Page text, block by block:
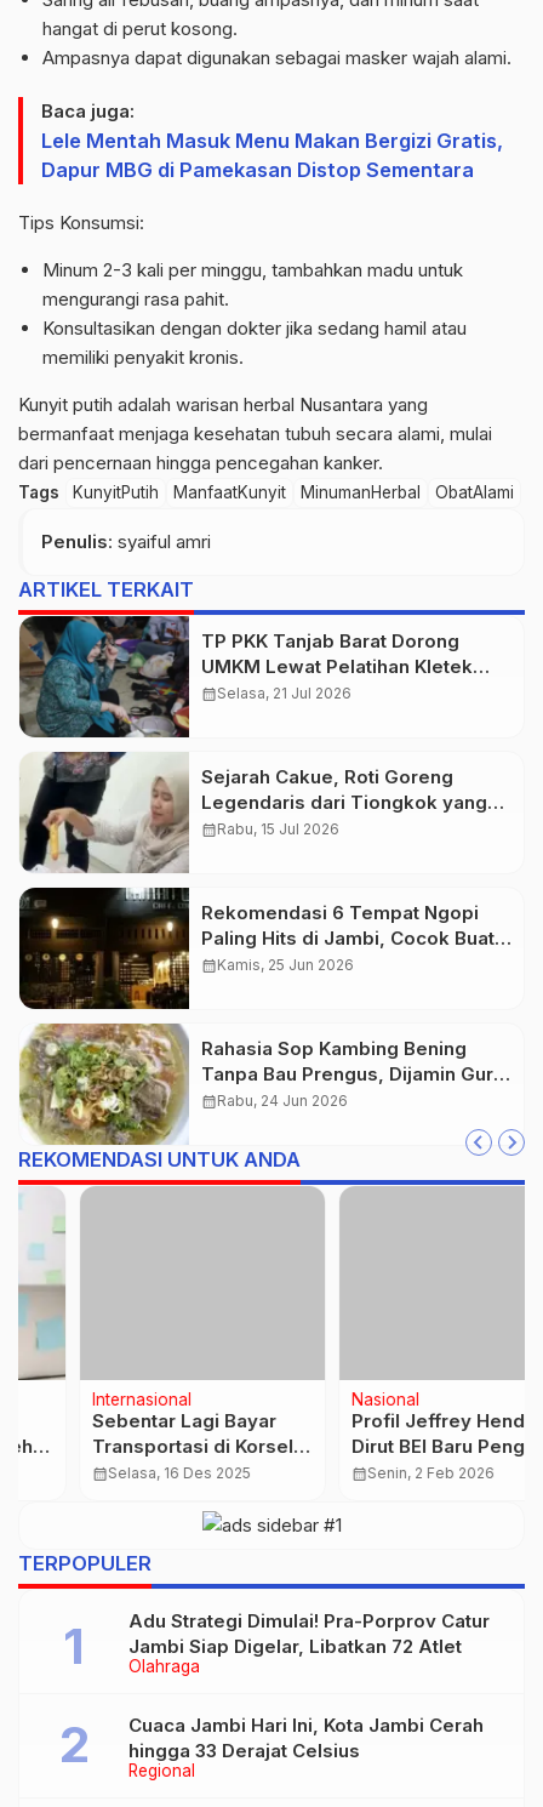
hangat di perut kosong.
Ampasnya dapat digunakan sebagai masker wajah alami.
Baca juga:
Lele Mentah Masuk Menu Makan Bergizi Gratis,
Dapur MBG di Pamekasan Distop Sementara
Tips Konsumsi:
Minum 2-3 kali per minggu, tambahkan madu untuk
mengurangi rasa pahit.
Konsultasikan dengan dokter jika sedang hamil atau
memiliki penyakit kronis.
Kunyit putih adalah warisan herbal Nusantara yang
bermanfaat menjaga kesehatan tubuh secara alami, mulai
dari pencernaan hingga pencegahan kanker.
Tags KunyitPutih ManfaatKunyit MinumanHerbal ObatAlami
Penulis: syaiful amri
ARTIKEL TERKAIT
TP PKK Tanjab Barat Dorong
UMKM Lewat Pelatihan Kletek
Udang
calendar_monthSelasa, 21 Jul 2026
Sejarah Cakue, Roti Goreng
Legendaris dari Tiongkok yang
Kini Jadi Jajanan Favorit di
calendar_monthRabu, 15 Jul 2026
Rekomendasi 6 Tempat Ngopi
Paling Hits di Jambi, Cocok Buat
Nongkrong Santai dan Kerja
calendar_monthKamis, 25 Jun 2026
Rahasia Sop Kambing Bening
Tanpa Bau Prengus, Dijamin Gurih
dan Segar!
calendar_monthRabu, 24 Jun 2026
REKOMENDASI UNTUK ANDA
Internasional
Sebentar Lagi Bayar
Transportasi di Korsel
Bisa Pakai Kartu Kredit
Selasa, 16 Des 2025
Nasional
Profil Jeffrey Hendrik,
Dirut BEI Baru Pengganti
Iman Rachman
Senin, 2 Feb 2026
TERPOPULER
Olahraga
Adu Strategi Dimulai! Pra-Porprov Catur
Jambi Siap Digelar, Libatkan 72 Atlet
Regional
Cuaca Jambi Hari Ini, Kota Jambi Cerah
hingga 33 Derajat Celsius